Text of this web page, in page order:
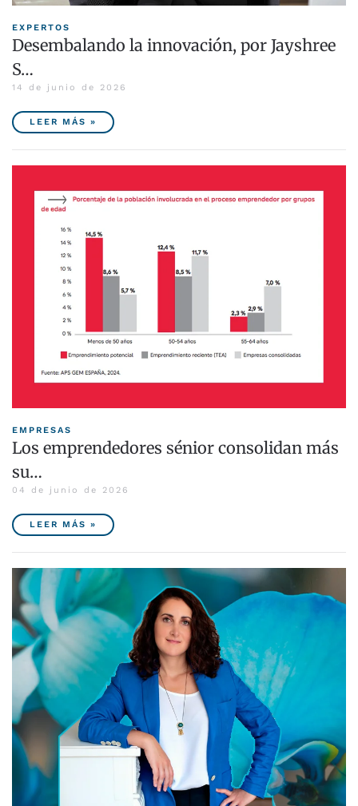
EXPERTOS
Desembalando la innovación, por Jayshree
S…
14 de junio de 2026
LEER MÁS »
EMPRESAS
Los emprendedores sénior consolidan más
su…
04 de junio de 2026
LEER MÁS »